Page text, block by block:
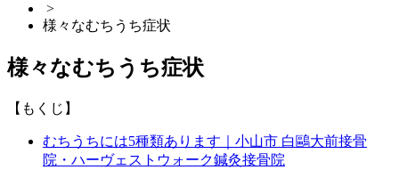
>
様々なむちうち症状
様々なむちうち症状
【もくじ】
むちうちには5種類あります｜小山市 白鷗大前接骨
院・ハーヴェストウォーク鍼灸接骨院